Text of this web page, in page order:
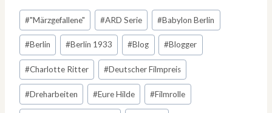
Schlagworte:
#"Märzgefallene" #ARD Serie #Babylon Berlin
#Berlin #Berlin 1933 #Blog #Blogger
#Charlotte Ritter #Deutscher Filmpreis
#Dreharbeiten #Eure Hilde #Filmrolle